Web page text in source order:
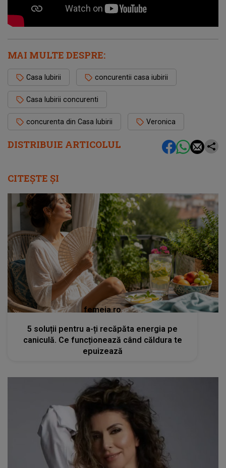
DISTRIBUIE ARTICOLUL
MAI MULTE DESPRE:
Casa Iubirii concurentii casa iubirii
Casa Iubirii concurenti
concurenta din Casa Iubirii Veronica
CITEȘTE ȘI
femeia.ro
5 soluții pentru a-ți recăpăta energia pe
caniculă. Ce funcționează când căldura te
epuizează